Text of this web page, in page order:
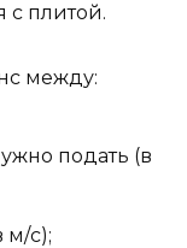
с плитой.
между:
подать (в
м/с);